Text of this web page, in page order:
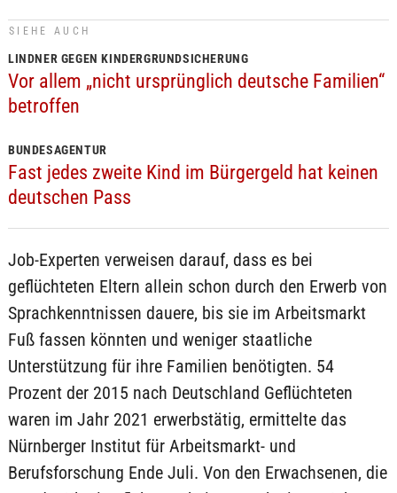
SIEHE AUCH
LINDNER GEGEN KINDERGRUNDSICHERUNG
Vor allem „nicht ursprünglich deutsche Familien“
betroffen
BUNDESAGENTUR
Fast jedes zweite Kind im Bürgergeld hat keinen
deutschen Pass
Job-Experten verweisen darauf, dass es bei
geflüchteten Eltern allein schon durch den Erwerb von
Sprachkenntnissen dauere, bis sie im Arbeitsmarkt
Fuß fassen könnten und weniger staatliche
Unterstützung für ihre Familien benötigten. 54
Prozent der 2015 nach Deutschland Geflüchteten
waren im Jahr 2021 erwerbstätig, ermittelte das
Nürnberger Institut für Arbeitsmarkt- und
Berufsforschung Ende Juli. Von den Erwachsenen, die